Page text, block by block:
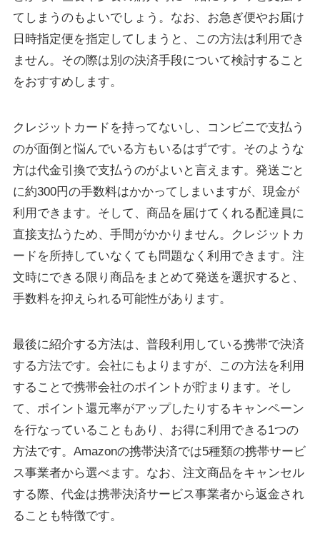
てしまうのもよいでしょう。なお、お急ぎ便やお届け
日時指定便を指定してしまうと、この方法は利用でき
ません。その際は別の決済手段について検討すること
をおすすめします。
クレジットカードを持ってないし、コンビニで支払う
のが面倒と悩んでいる方もいるはずです。そのような
方は代金引換で支払うのがよいと言えます。発送ごと
に約300円の手数料はかかってしまいますが、現金が
利用できます。そして、商品を届けてくれる配達員に
直接支払うため、手間がかかりません。クレジットカ
ードを所持していなくても問題なく利用できます。注
文時にできる限り商品をまとめて発送を選択すると、
手数料を抑えられる可能性があります。
最後に紹介する方法は、普段利用している携帯で決済
する方法です。会社にもよりますが、この方法を利用
することで携帯会社のポイントが貯まります。そし
て、ポイント還元率がアップしたりするキャンペーン
を行なっていることもあり、お得に利用できる1つの
方法です。Amazonの携帯決済では5種類の携帯サービ
ス事業者から選べます。なお、注文商品をキャンセル
する際、代金は携帯決済サービス事業者から返金され
ることも特徴です。